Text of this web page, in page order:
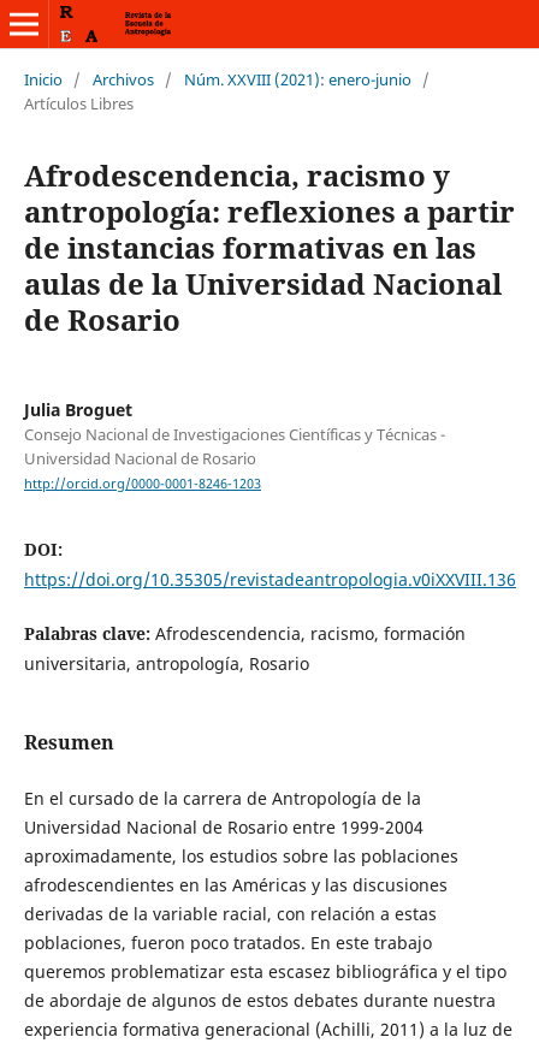
Inicio / Archivos / Núm. XXVIII (2021): enero-junio /
Artículos Libres
Afrodescendencia, racismo y
antropología: reflexiones a partir
de instancias formativas en las
aulas de la Universidad Nacional
de Rosario
Julia Broguet
Consejo Nacional de Investigaciones Científicas y Técnicas -
Universidad Nacional de Rosario
http://orcid.org/0000-0001-8246-1203
DOI:
https://doi.org/10.35305/revistadeantropologia.v0iXXVIII.136
Palabras clave: Afrodescendencia, racismo, formación
universitaria, antropología, Rosario
Resumen
En el cursado de la carrera de Antropología de la
Universidad Nacional de Rosario entre 1999-2004
aproximadamente, los estudios sobre las poblaciones
afrodescendientes en las Américas y las discusiones
derivadas de la variable racial, con relación a estas
poblaciones, fueron poco tratados. En este trabajo
queremos problematizar esta escasez bibliográfica y el tipo
de abordaje de algunos de estos debates durante nuestra
experiencia formativa generacional (Achilli, 2011) a la luz de